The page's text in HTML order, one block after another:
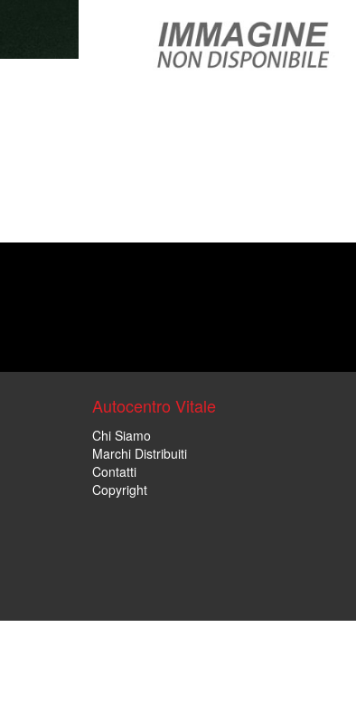
Autocentro Vitale
Chi Siamo
Marchi Distribuiti
Contatti
Copyright